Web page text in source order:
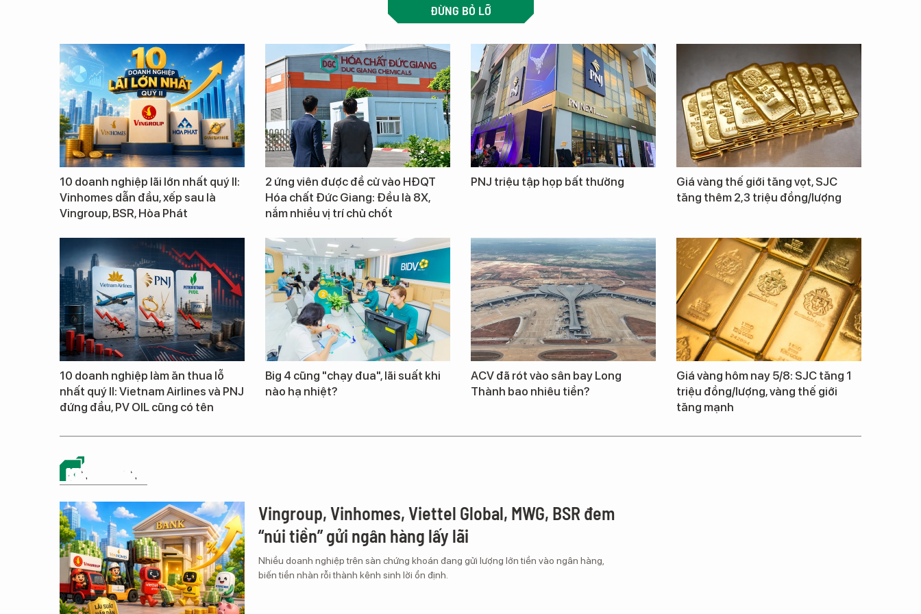
ĐỪNG BỎ LỠ
10 doanh nghiệp lãi lớn nhất quý II:
Vinhomes dẫn đầu, xếp sau là
Vingroup, BSR, Hòa Phát
2 ứng viên được đề cử vào HĐQT
Hóa chất Đức Giang: Đều là 8X,
nắm nhiều vị trí chủ chốt
PNJ triệu tập họp bất thường
Giá vàng thế giới tăng vọt, SJC
tăng thêm 2,3 triệu đồng/lượng
10 doanh nghiệp làm ăn thua lỗ
nhất quý II: Vietnam Airlines và PNJ
đứng đầu, PV OIL cũng có tên
Big 4 cũng "chạy đua", lãi suất khi
nào hạ nhiệt?
ACV đã rót vào sân bay Long
Thành bao nhiêu tiền?
Giá vàng hôm nay 5/8: SJC tăng 1
triệu đồng/lượng, vàng thế giới
tăng mạnh
KINH DOANH
Vingroup, Vinhomes, Viettel Global, MWG, BSR đem
“núi tiền” gửi ngân hàng lấy lãi
Nhiều doanh nghiệp trên sàn chứng khoán đang gửi lượng lớn tiền vào ngân hàng,
biến tiền nhàn rỗi thành kênh sinh lời ổn định.